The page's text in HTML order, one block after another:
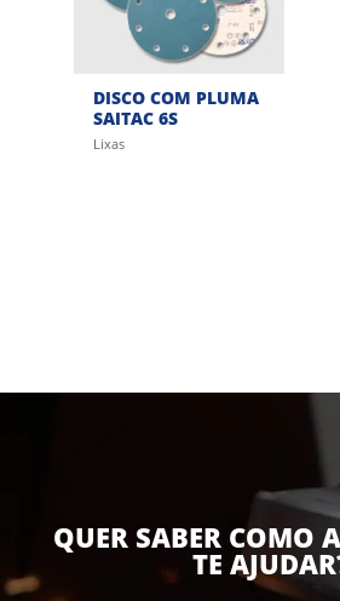
DISCO COM PLUMA
SAITAC 6S
Lixas
QUER SABER COMO
TE